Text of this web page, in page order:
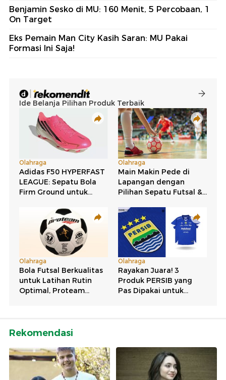
Benjamin Sesko di MU: 160 Menit, 5 Percobaan, 1
On Target
Eks Pemain Man City Kasih Saran: MU Pakai
Formasi Ini Saja!
Rekomendasi